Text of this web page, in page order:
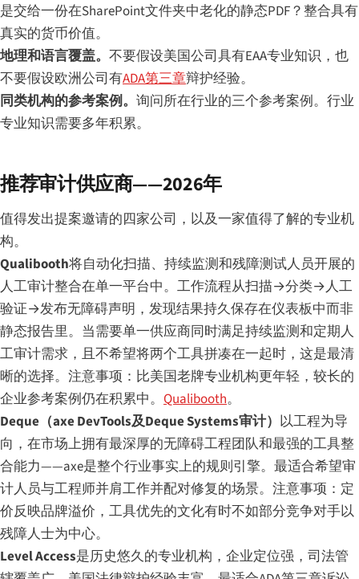
是交给一份在SharePoint文件夹中老化的静态PDF？整合具有
真实的货币价值。
地理和语言覆盖。 不要假设美国公司具有EAA专业知识，也
不要假设欧洲公司有ADA第三章辩护经验。
同类机构的参考案例。 询问所在行业的三个参考案例。行业
专业知识需要多年积累。
推荐审计供应商——2026年
值得发出提案邀请的四家公司，以及一家值得了解的专业机
构。
Qualibooth将自动化扫描、持续监测和残障测试人员开展的
人工审计整合在单一平台中。工作流程从扫描→分类→人工
验证→发布无障碍声明，发现结果持久保存在仪表板中而非
静态报告里。当需要单一供应商同时满足持续监测和定期人
工审计需求，且不希望将两个工具拼凑在一起时，这是最清
晰的选择。注意事项：比美国老牌专业机构更年轻，较长的
企业参考案例仍在积累中。 Qualibooth。
Deque（axe DevTools及Deque Systems审计） 以工程为导
向，在市场上拥有最深厚的无障碍工程团队和最强的工具整
合能力——axe是整个行业事实上的规则引擎。最适合希望审
计人员与工程师并肩工作并配对修复的场景。注意事项：定
价反映品牌溢价，工具优先的文化有时不如部分竞争对手以
残障人士为中心。
Level Access是历史悠久的专业机构，企业定位强，司法管